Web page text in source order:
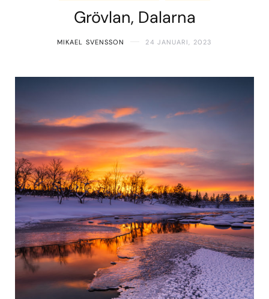
Grövlan, Dalarna
MIKAEL SVENSSON 24 JANUARI, 2023